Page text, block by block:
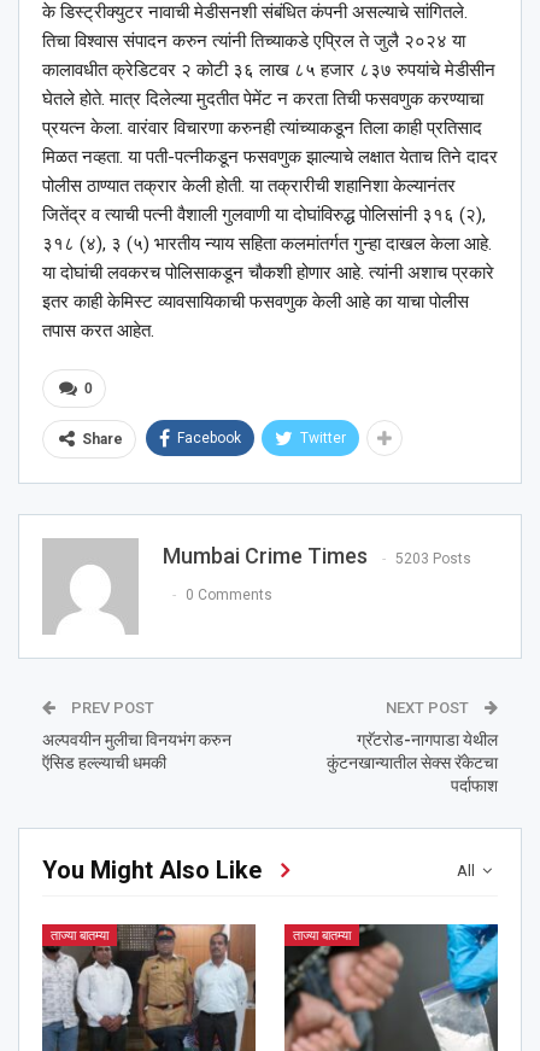
के डिस्ट्रीक्युटर नावाची मेडीसनशी संबंधित कंपनी असल्याचे सांगितले.
तिचा विश्‍वास संपादन करुन त्यांनी तिच्याकडे एप्रिल ते जुलै २०२४ या
कालावधीत क्रेडिटवर २ कोटी ३६ लाख ८५ हजार ८३७ रुपयांचे मेडीसीन
घेतले होते. मात्र दिलेल्या मुदतीत पेमेंट न करता तिची फसवणुक करण्याचा
प्रयत्न केला. वारंवार विचारणा करुनही त्यांच्याकडून तिला काही प्रतिसाद
मिळत नव्हता. या पती-पत्नीकडून फसवणुक झाल्याचे लक्षात येताच तिने दादर
पोलीस ठाण्यात तक्रार केली होती. या तक्रारीची शहानिशा केल्यानंतर
जितेंद्र व त्याची पत्नी वैशाली गुलवाणी या दोघांविरुद्ध पोलिसांनी ३१६ (२),
३१८ (४), ३ (५) भारतीय न्याय सहिता कलमांतर्गत गुन्हा दाखल केला आहे.
या दोघांची लवकरच पोलिसाकडून चौकशी होणार आहे. त्यांनी अशाच प्रकारे
इतर काही केमिस्ट व्यावसायिकाची फसवणुक केली आहे का याचा पोलीस
तपास करत आहेत.
0
Share Facebook Twitter
Mumbai Crime Times 5203 Posts
0 Comments
PREV POST
अल्पवयीन मुलीचा विनयभंग करुन
ऍसिड हल्ल्याची धमकी
NEXT POST
ग्रॅटरोड-नागपाडा येथील
कुंटनखान्यातील सेक्स रॅकेटचा
पर्दाफाश
All
You Might Also Like
ताज्या बातम्या ताज्या बातम्या